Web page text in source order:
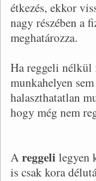
étkezés, ekkor
nagy részében a
meghatározza.
Ha reggeli nélkül
munkahelyen
halaszthatatlan
hogy még nem
Areggeli legyen
is csak kora